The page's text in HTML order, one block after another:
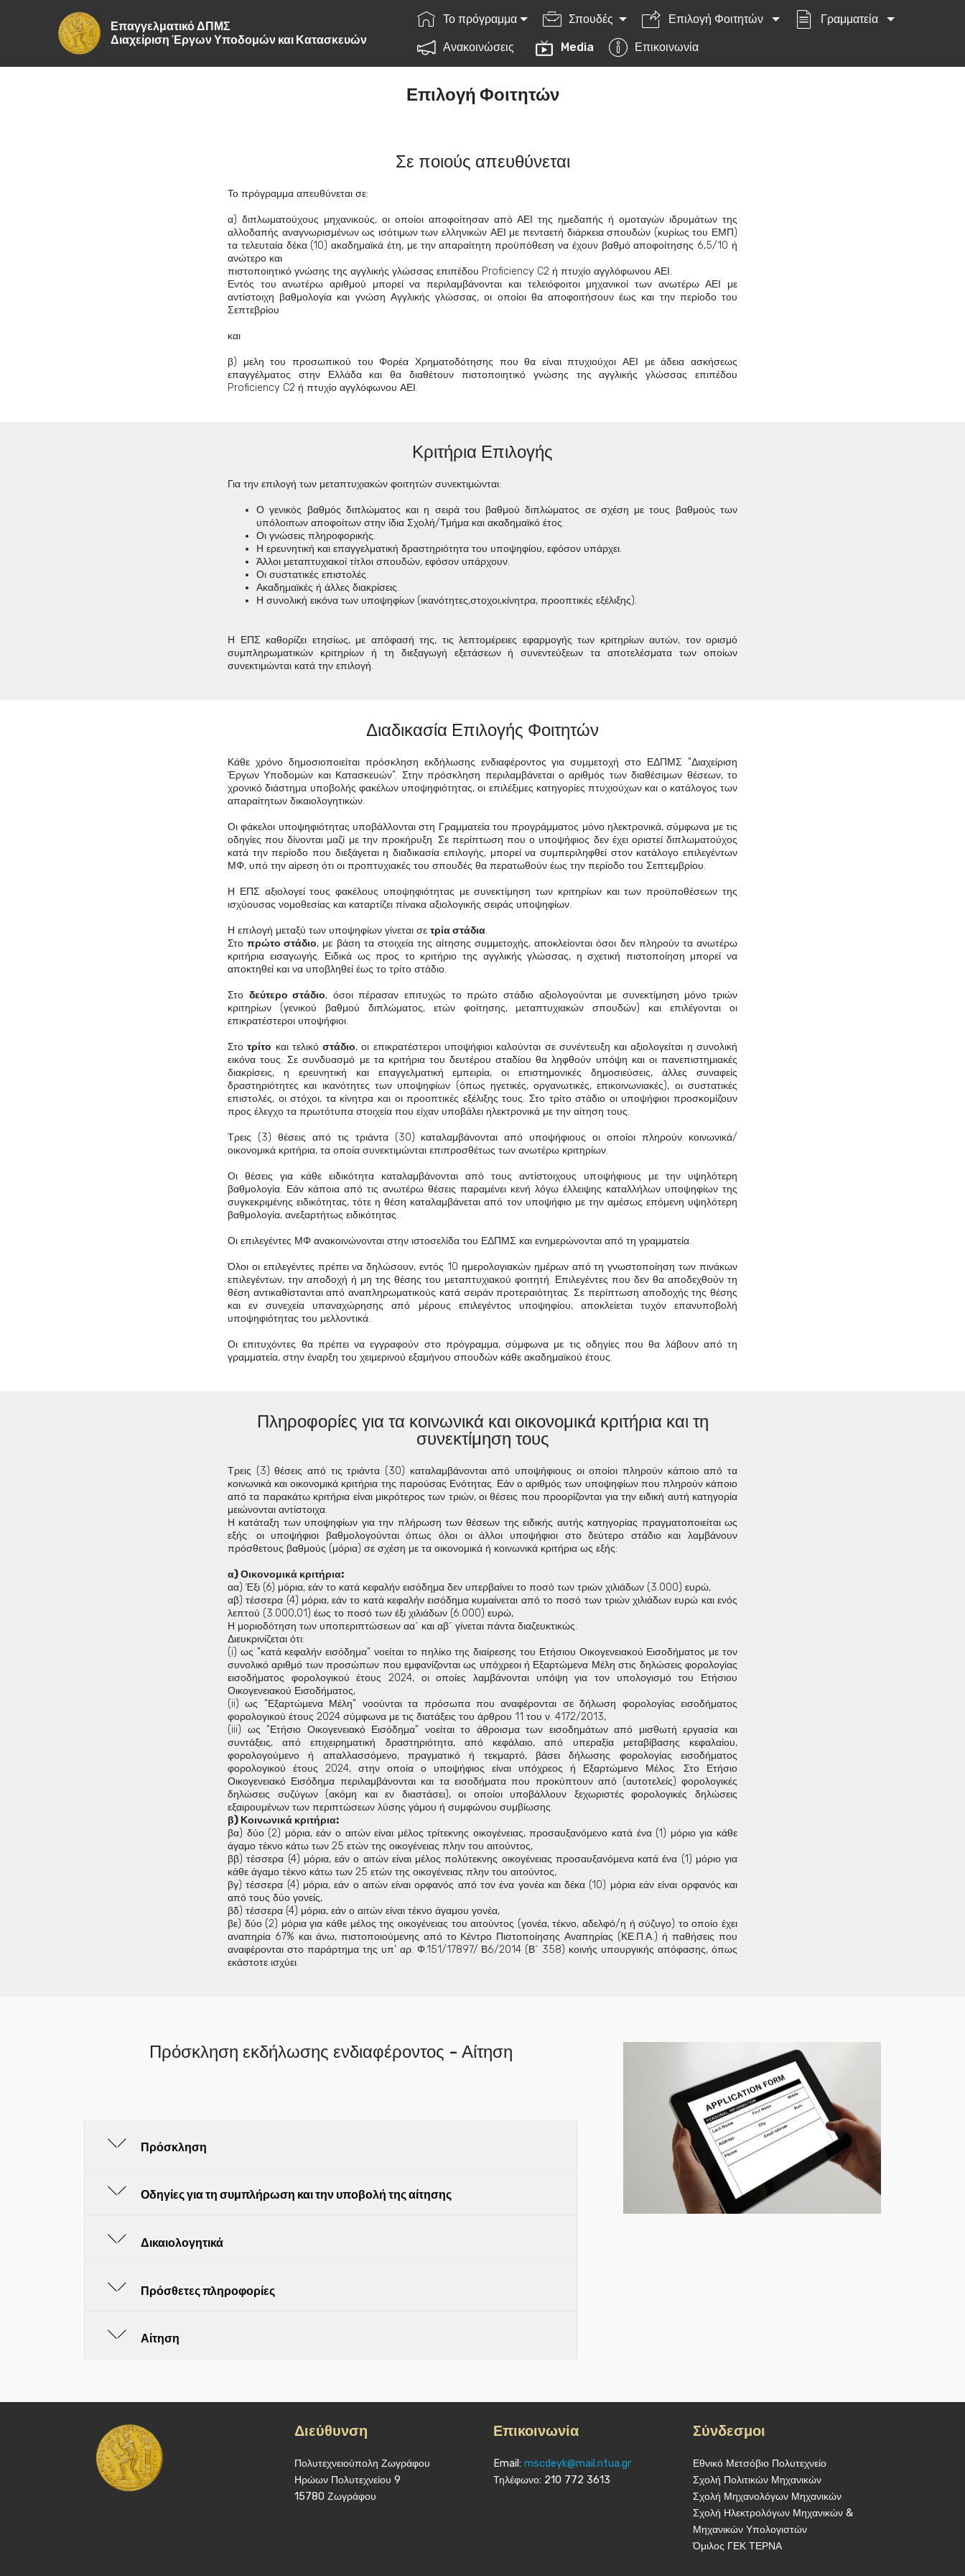
Επαγγελματικό ΔΠΜΣ
Διαχείριση Έργων Υποδομών και Κατασκευών
Το πρόγραμμα Σπουδές Επιλογή Φοιτητών Γραμματεία
Ανακοινώσεις Media Επικοινωνία
Επιλογή Φοιτητών
Σε ποιούς απευθύνεται
Το πρόγραμμα απευθύνεται σε:
α) διπλωματούχους μηχανικούς, οι οποίοι αποφοίτησαν από ΑΕΙ της ημεδαπής ή ομοταγών ιδρυμάτων της
αλλοδαπής αναγνωρισμένων ως ισότιμων των ελληνικών ΑΕΙ με πενταετή διάρκεια σπουδών (κυρίως του ΕΜΠ)
τα τελευταία δέκα (10) ακαδημαϊκά έτη, με την απαραίτητη προϋπόθεση να έχουν βαθμό αποφοίτησης 6,5/10 ή
ανώτερο και
πιστοποιητικό γνώσης της αγγλικής γλώσσας επιπέδου Proficiency C2 ή πτυχίο αγγλόφωνου ΑΕΙ.
Εντός του ανωτέρω αριθμού μπορεί να περιλαμβάνονται και τελειόφοιτοι μηχανικοί των ανωτέρω ΑΕΙ με
αντίστοιχη βαθμολογία και γνώση Αγγλικής γλώσσας, οι οποίοι θα αποφοιτήσουν έως και την περίοδο του
Σεπτεβρίου
και
β) μελη του προσωπικού του Φορέα Χρηματοδότησης που θα είναι πτυχιούχοι ΑΕΙ με άδεια ασκήσεως
επαγγέλματος στην Ελλάδα και θα διαθέτουν πιστοποιητικό γνώσης της αγγλικής γλώσσας επιπέδου
Proficiency C2 ή πτυχίο αγγλόφωνου ΑΕΙ.
Κριτήρια Επιλογής
Για την επιλογή των μεταπτυχιακών φοιτητών συνεκτιμώνται:
Ο γενικός βαθμός διπλώματος και η σειρά του βαθμού διπλώματος σε σχέση με τους βαθμούς των
υπόλοιπων αποφοίτων στην ίδια Σχολή/Τμήμα και ακαδημαϊκό έτος.
Οι γνώσεις πληροφορικής.
Η ερευνητική και επαγγελματική δραστηριότητα του υποψηφίου, εφόσον υπάρχει.
Άλλοι μεταπτυχιακοί τίτλοι σπουδών, εφόσον υπάρχουν.
Οι συστατικές επιστολές.
Ακαδημαϊκές ή άλλες διακρίσεις.
Η συνολική εικόνα των υποψηφίων (ικανότητες,στοχοι,κίνητρα, προοπτικές εξέλιξης).
Η ΕΠΣ καθορίζει ετησίως, με απόφασή της, τις λεπτομέρειες εφαρμογής των κριτηρίων αυτών, τον ορισμό
συμπληρωματικών κριτηρίων ή τη διεξαγωγή εξετάσεων ή συνεντεύξεων τα αποτελέσματα των οποίων
συνεκτιμώνται κατά την επιλογή.
Διαδικασία Επιλογής Φοιτητών
Κάθε χρόνο δημοσιοποιείται πρόσκληση εκδήλωσης ενδιαφέροντος για συμμετοχή στο ΕΔΠΜΣ "Διαχείριση
Έργων Υποδομών και Κατασκευών". Στην πρόσκληση περιλαμβάνεται ο αριθμός των διαθέσιμων θέσεων, το
χρονικό διάστημα υποβολής φακέλων υποψηφιότητας, οι επιλέξιμες κατηγορίες πτυχιούχων και ο κατάλογος των
απαραίτητων δικαιολογητικών.
Οι φάκελοι υποψηφιότητας υποβάλλονται στη Γραμματεία του προγράμματος μόνο ηλεκτρονικά, σύμφωνα με τις
οδηγίες που δίνονται μαζί με την προκήρυξη. Σε περίπτωση που ο υποψήφιος δεν έχει οριστεί διπλωματούχος
κατά την περίοδο που διεξάγεται η διαδικασία επιλογής, μπορεί να συμπεριληφθεί στον κατάλογο επιλεγέντων
ΜΦ, υπό την αίρεση ότι οι προπτυχιακές του σπουδές θα περατωθούν έως την περίοδο του Σεπτεμβρίου.
Η ΕΠΣ αξιολογεί τους φακέλους υποψηφιότητας με συνεκτίμηση των κριτηρίων και των προϋποθέσεων της
ισχύουσας νομοθεσίας και καταρτίζει πίνακα αξιολογικής σειράς υποψηφίων.
Η επιλογή μεταξύ των υποψηφίων γίνεται σε τρία στάδια.
Στοπρώτο στάδιο, με βάση τα στοιχεία της αίτησης συμμετοχής, αποκλείονται όσοι δεν πληρούν τα ανωτέρω
κριτήρια εισαγωγής. Ειδικά ως προς το κριτήριο της αγγλικής γλώσσας, η σχετική πιστοποίηση μπορεί να
αποκτηθεί και να υποβληθεί έως το τρίτο στάδιο.
Στο δεύτερο στάδιο, όσοι πέρασαν επιτυχώς το πρώτο στάδιο αξιολογούνται με συνεκτίμηση μόνο τριών
κριτηρίων (γενικού βαθμού διπλώματος, ετών φοίτησης, μεταπτυχιακών σπουδών) και επιλέγονται οι
επικρατέστεροι υποψήφιοι.
Στοτρίτο και τελικόστάδιο, οι επικρατέστεροι υποψήφιοι καλούνται σε συνέντευξη και αξιολογείται η συνολική
εικόνα τους. Σε συνδυασμό με τα κριτήρια του δευτέρου σταδίου θα ληφθούν υπόψη και οι πανεπιστημιακές
διακρίσεις, η ερευνητική και επαγγελματική εμπειρία, οι επιστημονικές δημοσιεύσεις, άλλες συναφείς
δραστηριότητες και ικανότητες των υποψηφίων (όπως ηγετικές, οργανωτικές, επικοινωνιακές), οι συστατικές
επιστολές, οι στόχοι, τα κίνητρα και οι προοπτικές εξέλιξης τους. Στο τρίτο στάδιο οι υποψήφιοι προσκομίζουν
προς έλεγχο τα πρωτότυπα στοιχεία που είχαν υποβάλει ηλεκτρονικά με την αίτηση τους.
Τρεις (3) θέσεις από τις τριάντα (30) καταλαμβάνονται από υποψήφιους οι οποίοι πληρούν κοινωνικά/
οικονομικά κριτήρια, τα οποία συνεκτιμώνται επιπροσθέτως των ανωτέρω κριτηρίων.
Οι θέσεις για κάθε ειδικότητα καταλαμβάνονται από τους αντίστοιχους υποψήφιους με την υψηλότερη
βαθμολογία. Εάν κάποια από τις ανωτέρω θέσεις παραμένει κενή λόγω έλλειψης καταλλήλων υποψηφίων της
συγκεκριμένης ειδικότητας, τότε η θέση καταλαμβάνεται από τον υποψήφιο με την αμέσως επόμενη υψηλότερη
βαθμολογία, ανεξαρτήτως ειδικότητας.
Οι επιλεγέντες ΜΦ ανακοινώνονται στην ιστοσελίδα του ΕΔΠΜΣ και ενημερώνονται από τη γραμματεία.
Όλοι οι επιλεγέντες πρέπει να δηλώσουν, εντός 10 ημερολογιακών ημέρων από τη γνωστοποίηση των πινάκων
επιλεγέντων, την αποδοχή ή μη της θέσης του μεταπτυχιακού φοιτητή. Επιλεγέντες που δεν θα αποδεχθούν τη
θέση αντικαθίστανται από αναπληρωματικούς κατά σειράν προτεραιότητας.Σε περίπτωση αποδοχής της θέσης
και εν συνεχεία υπαναχώρησης από μέρους επιλεγέντος υποψηφίου, αποκλείεται τυχόν επανυποβολή
υποψηφιότητας του μελλοντικά.
Οι επιτυχόντες θα πρέπει να εγγραφούν στο πρόγραμμα, σύμφωνα με τις οδηγίες που θα λάβουν από τη
γραμματεία, στην έναρξη του χειμερινού εξαμήνου σπουδών κάθε ακαδημαϊκού έτους.
Πληροφορίες για τα κοινωνικά και οικονομικά κριτήρια και τη
συνεκτίμηση τους
Τρεις (3) θέσεις από τις τριάντα (30) καταλαμβάνονται από υποψήφιους οι οποίοι πληρούν κάποιο από τα
κοινωνικά και οικονομικά κριτήρια της παρούσας Ενότητας. Εάν ο αριθμός των υποψηφίων που πληρούν κάποιο
από τα παρακάτω κριτήρια είναι μικρότερος των τριών, οι θέσεις που προορίζονται για την ειδική αυτή κατηγορία
μειώνονται αντίστοιχα.
Η κατάταξη των υποψηφίων για την πλήρωση των θέσεων της ειδικής αυτής κατηγορίας πραγματοποιείται ως
εξής: οι υποψήφιοι βαθμολογούνται όπως όλοι οι άλλοι υποψήφιοι στο δεύτερο στάδιο και λαμβάνουν
πρόσθετους βαθμούς (μόρια) σε σχέση με τα οικονομικά ή κοινωνικά κριτήρια ως εξής:
α) Οικονομικά κριτήρια:
αα) Έξι (6) μόρια, εάν το κατά κεφαλήν εισόδημα δεν υπερβαίνει το ποσό των τριών χιλιάδων (3.000) ευρώ,
αβ) τέσσερα (4) μόρια, εάν το κατά κεφαλήν εισόδημα κυμαίνεται από το ποσό των τριών χιλιάδων ευρώ και ενός
λεπτού (3.000,01) έως το ποσό των έξι χιλιάδων (6.000) ευρώ,
Η μοριοδότηση των υποπεριπτώσεων αα΄ και αβ΄ γίνεται πάντα διαζευκτικώς.
Διευκρινίζεται ότι:
(i) ως "κατά κεφαλήν εισόδημα" νοείται το πηλίκο της διαίρεσης του Ετήσιου Οικογενειακού Εισοδήματος με τον
συνολικό αριθμό των προσώπων που εμφανίζονται ως υπόχρεοι ή Εξαρτώμενα Μέλη στις δηλώσεις φορολογίας
εισοδήματος φορολογικού έτους 2024, οι οποίες λαμβάνονται υπόψη για τον υπολογισμό του Ετήσιου
Οικογενειακού Εισοδήματος,
(ii) ως "Εξαρτώμενα Μέλη" νοούνται τα πρόσωπα που αναφέρονται σε δήλωση φορολογίας εισοδήματος
φορολογικού έτους 2024 σύμφωνα με τις διατάξεις του άρθρου 11 του ν. 4172/2013,
(iii) ως "Ετήσιο Οικογενειακό Εισόδημα" νοείται το άθροισμα των εισοδημάτων από μισθωτή εργασία και
συντάξεις, από επιχειρηματική δραστηριότητα, από κεφάλαιο, από υπεραξία μεταβίβασης κεφαλαίου,
φορολογούμενο ή απαλλασσόμενο, πραγματικό ή τεκμαρτό, βάσει δήλωσης φορολογίας εισοδήματος
φορολογικού έτους 2024, στην οποία ο υποψήφιος είναι υπόχρεος ή Εξαρτώμενο Μέλος. Στο Ετήσιο
Οικογενειακό Εισόδημα περιλαμβάνονται και τα εισοδήματα που προκύπτουν από (αυτοτελείς) φορολογικές
δηλώσεις συζύγων (ακόμη και εν διαστάσει), οι οποίοι υποβάλλουν ξεχωριστές φορολογικές δηλώσεις
εξαιρουμένων των περιπτώσεων λύσης γάμου ή συμφώνου συμβίωσης.
β) Κοινωνικά κριτήρια:
βα) δύο (2) μόρια, εάν ο αιτών είναι μέλος τρίτεκνης οικογένειας, προσαυξανόμενο κατά ένα (1) μόριο για κάθε
άγαμο τέκνο κάτω των 25 ετών της οικογένειας πλην του αιτούντος,
ββ) τέσσερα (4) μόρια, εάν ο αιτών είναι μέλος πολύτεκνης οικογένειας προσαυξανόμενα κατά ένα (1) μόριο για
κάθε άγαμο τέκνο κάτω των 25 ετών της οικογένειας πλην του αιτούντος,
βγ) τέσσερα (4) μόρια, εάν ο αιτών είναι ορφανός από τον ένα γονέα και δέκα (10) μόρια εάν είναι ορφανός και
από τους δύο γονείς,
βδ) τέσσερα (4) μόρια, εάν ο αιτών είναι τέκνο άγαμου γονέα,
βε) δύο (2) μόρια για κάθε μέλος της οικογένειας του αιτούντος (γονέα, τέκνο, αδελφό/η ή σύζυγο) το οποίο έχει
αναπηρία 67% και άνω, πιστοποιούμενης από το Κέντρο Πιστοποίησης Αναπηρίας (ΚΕ.Π.Α.) ή παθήσεις που
αναφέρονται στο παράρτημα της υπ’ αρ. Φ.151/17897/ Β6/2014 (Β΄ 358) κοινής υπουργικής απόφασης, όπως
εκάστοτε ισχύει.
Πρόσκληση εκδήλωσης ενδιαφέροντος - Αίτηση
Πρόσκληση
Οδηγίες για τη συμπλήρωση και την υποβολή της αίτησης
Δικαιολογητικά
Πρόσθετες πληροφορίες
Αίτηση
Διεύθυνση
Πολυτεχνειούπολη Ζωγράφου
Ηρώων Πολυτεχνείου 9
15780 Ζωγράφου
Επικοινωνία
Email: mscdeyk@mail.ntua.gr
Τηλέφωνο: 210 772 3613
Σύνδεσμοι
Εθνικό Μετσόβιο Πολυτεχνείο
Σχολή Πολιτικών Μηχανικών
Σχολή Μηχανολόγων Μηχανικών
Σχολή Ηλεκτρολόγων Μηχανικών &
Μηχανικών Υπολογιστών
Όμιλος ΓΕΚ ΤΕΡΝΑ